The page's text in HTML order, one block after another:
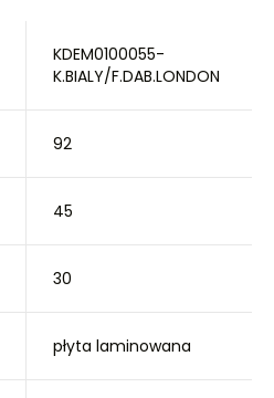
KDEM0100055-
K.BIALY/F.DAB.LONDON
92
45
30
płyta laminowana